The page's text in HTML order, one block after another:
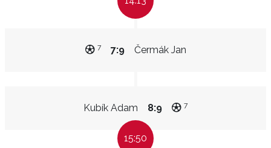
Čermák Jan
7:9
7
Kubík Adam 8:9 7
15:50